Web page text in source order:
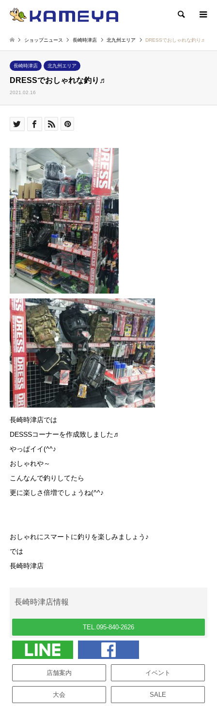
検索
ショップニュース 長崎時津店 北九州エリア DRESSでおしゃれな釣り♬
長崎時津店 北九州エリア
DRESSでおしゃれな釣り♬
2021.02.16
長崎時津店では
DESSSコーナーを作成致しました♬
やっぱイイ(^^♪
おしゃれや～
こんなんで釣りしてたら
更に楽しさ倍増でしょうね(^^♪
おしゃれにスマートに釣りを楽しみましょう♪
では
長崎時津店
長崎時津店情報
TEL.095-840-2626
店舗案内 イベント
大会 SALE